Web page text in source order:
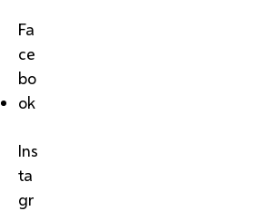
Fa
ce
bo
ok
Ins
ta
gr